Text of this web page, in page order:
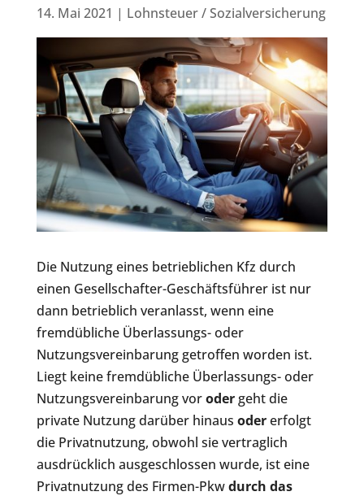
14. Mai 2021 | Lohnsteuer / Sozialversicherung
Die Nutzung eines betrieblichen Kfz durch
einen Gesellschafter-Geschäftsführer ist nur
dann betrieblich veranlasst, wenn eine
fremdübliche Überlassungs- oder
Nutzungsvereinbarung getroffen worden ist.
Liegt keine fremdübliche Überlassungs- oder
Nutzungsvereinbarung vorodergeht die
private Nutzung darüber hinaus odererfolgt
die Privatnutzung, obwohl sie vertraglich
ausdrücklich ausgeschlossen wurde, ist eine
Privatnutzung des Firmen-Pkwdurch das